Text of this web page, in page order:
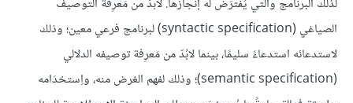
لذلك البرنامج والتي يُفْترَض له إنجازها. لابدّ من مَعرِفة التوصيف
الصياغي (syntactic specification) لبرنامج فرعي معين؛ وذلك
لاستدعائه استدعاءً سليمًا، بينما لابُدّ من مَعرِفة توصيفه الدلالي
(semantic specification)؛ وذلك لفهم الغرض منه، واِستخدَامه